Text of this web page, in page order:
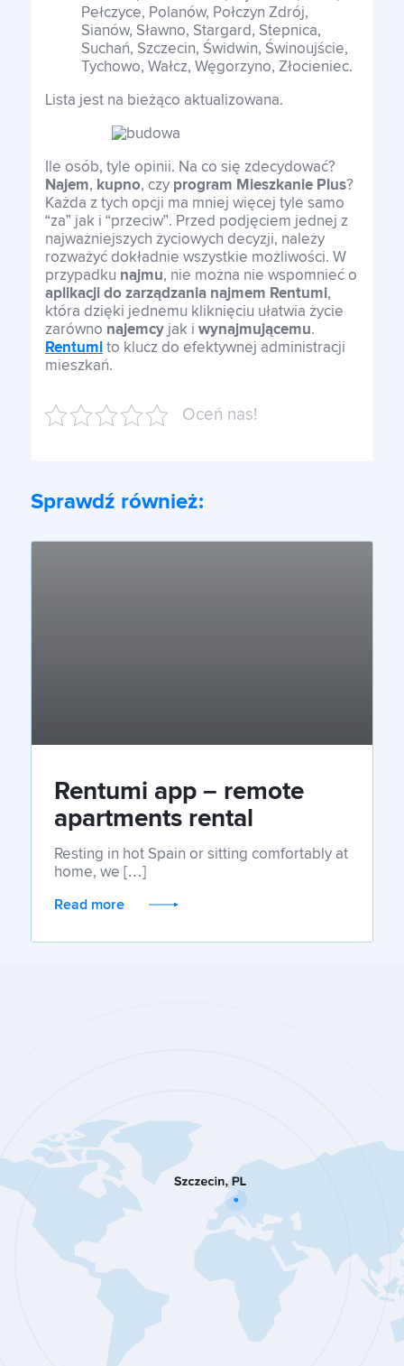
Pełczyce, Polanów, Połczyn Zdrój,
Sianów, Sławno, Stargard, Stepnica,
Suchań, Szczecin, Świdwin, Świnoujście,
Tychowo, Wałcz, Węgorzyno, Złocieniec.
Lista jest na bieżąco aktualizowana.
Ile osób, tyle opinii. Na co się zdecydować?
Najem, kupno, czy program Mieszkanie Plus?
Każda z tych opcji ma mniej więcej tyle samo
“za” jak i “przeciw”. Przed podjęciem jednej z
najważniejszych życiowych decyzji, należy
rozważyć dokładnie wszystkie możliwości. W
przypadku najmu, nie można nie wspomnieć o
aplikacji do zarządzania najmem Rentumi,
która dzięki jednemu kliknięciu ułatwia życie
zarówno najemcy jak i wynajmującemu.
Rentumi to klucz do efektywnej administracji
mieszkań.
Oceń nas!
Sprawdź również:
Rentumi app – remote
apartments rental
Resting in hot Spain or sitting comfortably at
home, we […]
Read more